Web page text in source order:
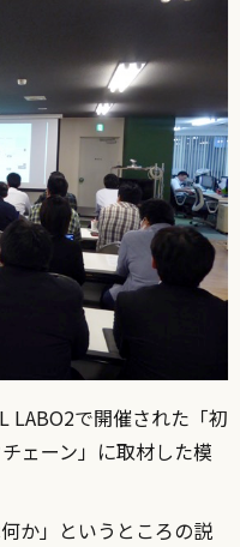
LABO2で開催された「初
ェーン」に取材した模
か」というところの説